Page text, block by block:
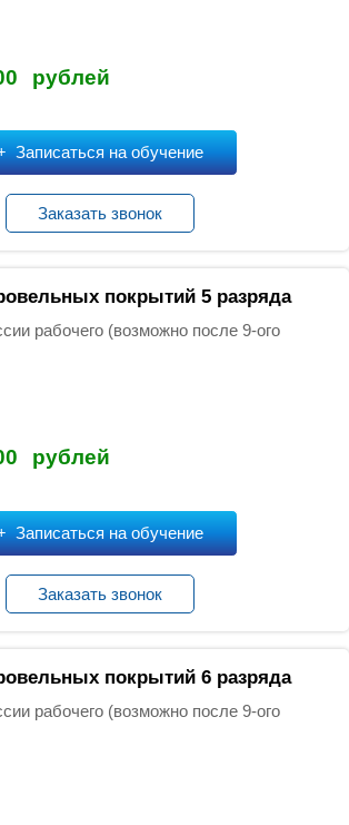
рублей
Записаться на обучение
Заказать звонок
покрытий 5 разряда
рабочего (возможно после 9-ого
рублей
Записаться на обучение
Заказать звонок
покрытий 6 разряда
рабочего (возможно после 9-ого